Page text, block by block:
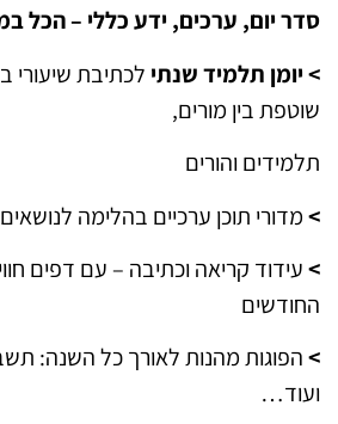
סדר יום, ערכים, ידע כללי – הכל
>יומן תלמיד שנתי לכתיבת שיעורי
שוטפת בין מורים,
תלמידים והורים
>מדורי תוכן ערכיים בהלימה
>עידוד קריאה וכתיבה – עם דפים
החודשים
>הפוגות מהנות לאורך כל השנה:
ועוד…